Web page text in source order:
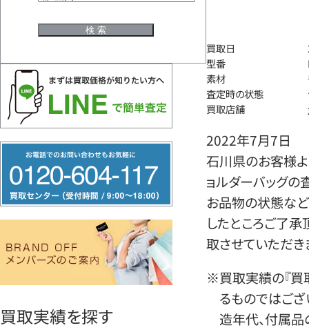
リ
ー
ヤ
買取実績を探す
買取日
型番
素材
査定時の状態
買取店舗
2022年7月7日
石川県のお客様よ
ョルダーバッグの
お品物の状態など
したところご了
取させていただき
※買取実績の『買
るものではござ
造年代、付属品